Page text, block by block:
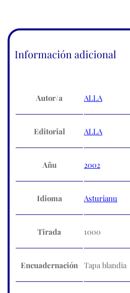
Información adicional
Autor/a ALLA
Editorial ALLA
Añu 2002
Idioma Asturianu
Tirada 1000
Encuadernación Tapa blandia